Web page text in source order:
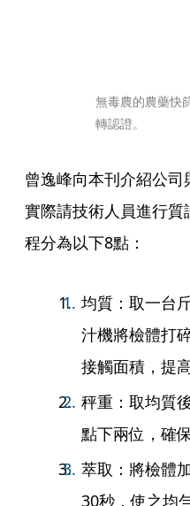
無毒農的農藥快
轉認證。
曾逸峰向本刊介紹公
實際請技術人員進行
程分為以下8點：
均質：取一台
汁機將檢體打
接觸面積，提
秤重：取均質
點下兩位，確
萃取：將檢體
30秒，使之均